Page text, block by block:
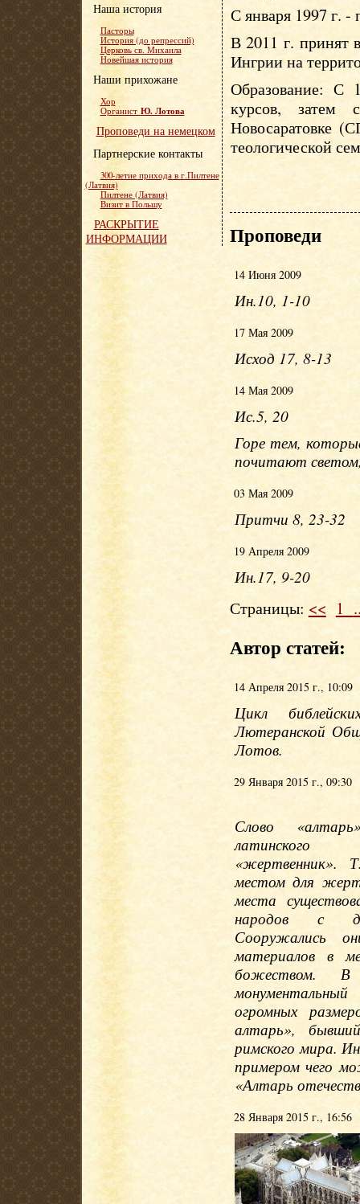
С января 1997 г.
В 2011 г. принят
Ингрии на
Образование: С
курсов, затем
Новосаратовке
теологической
Проповеди
14 Июня 2009
Ин.10, 1-10
17 Мая 2009
Исход 17, 8-13
14 Мая 2009
Ис.5, 20
Горе тем,
почитают
03 Мая 2009
Притчи 8, 23-32
19 Апреля 2009
Ин.17, 9-20
Страницы: << 1
Автор статей:
14 Апреля 2015 г., 10:09
Цикл
Лютеранской
Лотов.
29 Января 2015 г., 09:30
Слово
«жертвенник».
местом для
места
народов с
Сооружались
материалов в
божеством. В
огромных
алтарь»,
римского мира.
примером чего
«Алтарь
28 Января 2015 г., 16:56
Наша история
Пасторы
История (до репрессий)
Церковь св. Михаила
Новейшая история
Наши прихожане
Хор
Органист Ю. Лотова
Проповеди на немецком
Партнерские контакты
300-летие прихода в г.Пилтене
(Латвия)
Пилтене (Латвия)
Визит в Польшу
РАСКРЫТИЕ
ИНФОРМАЦИИ